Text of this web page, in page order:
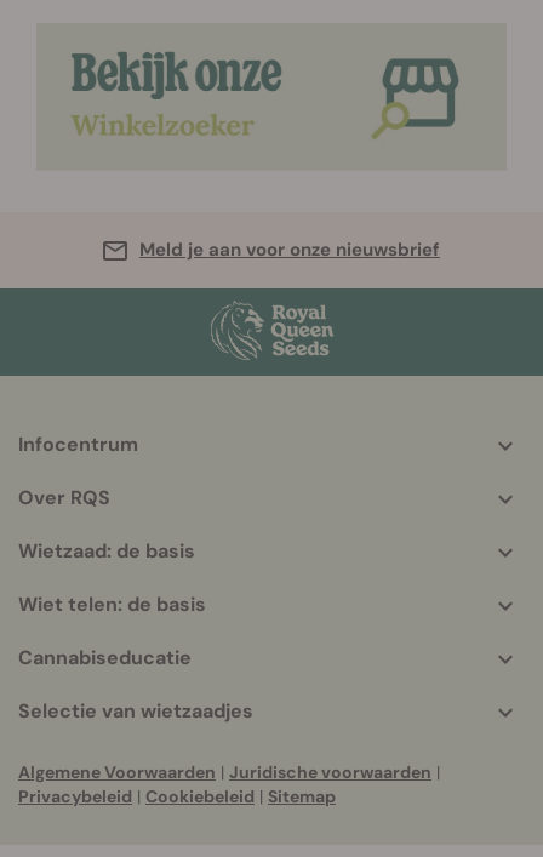
Meld je aan voor onze nieuwsbrief
info
Infocentrum
Over RQS
Wietzaad: de basis
Wiet telen: de basis
Cannabiseducatie
Selectie van wietzaadjes
Algemene Voorwaarden | Juridische voorwaarden |
Privacybeleid | Cookiebeleid | Sitemap